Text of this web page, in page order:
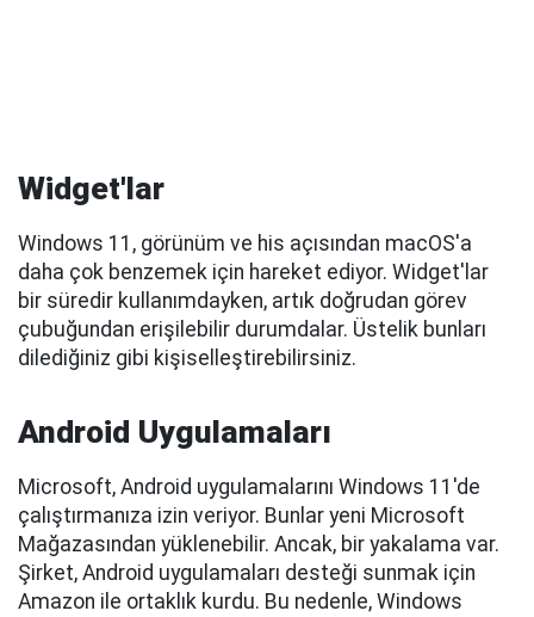
Widget'lar
Windows 11, görünüm ve his açısından macOS'a
daha çok benzemek için hareket ediyor. Widget'lar
bir süredir kullanımdayken, artık doğrudan görev
çubuğundan erişilebilir durumdalar. Üstelik bunları
dilediğiniz gibi kişiselleştirebilirsiniz.
Android Uygulamaları
Microsoft, Android uygulamalarını Windows 11'de
çalıştırmanıza izin veriyor. Bunlar yeni Microsoft
Mağazasından yüklenebilir. Ancak, bir yakalama var.
Şirket, Android uygulamaları desteği sunmak için
Amazon ile ortaklık kurdu. Bu nedenle, Windows